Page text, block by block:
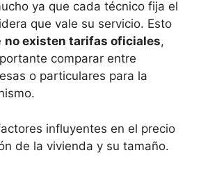
ya que cada técnico fija el
que vale su servicio. Esto
no existen tarifas oficiales,
comparar entre
o particulares para la
influyentes en el precio
de la vivienda y su tamaño.